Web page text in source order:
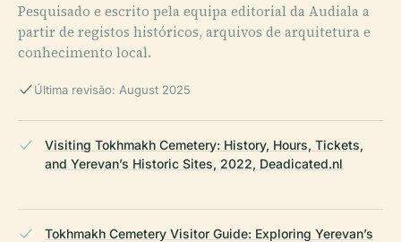
Pesquisado e escrito pela equipa editorial da Audiala a
partir de registos históricos, arquivos de arquitetura e
conhecimento local.
Última revisão: August 2025
Visiting Tokhmakh Cemetery: History, Hours, Tickets,
and Yerevan’s Historic Sites, 2022, Deadicated.nl
Tokhmakh Cemetery Visitor Guide: Exploring Yerevan’s